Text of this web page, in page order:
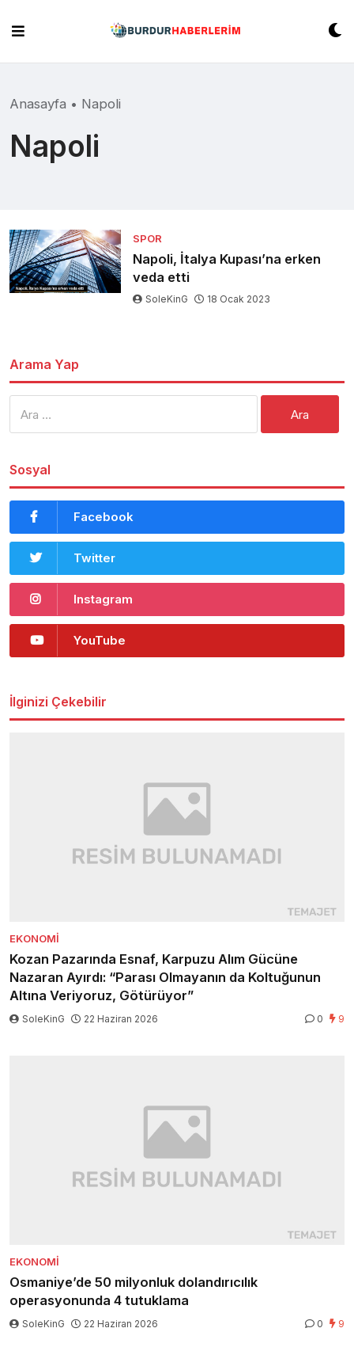
content
Anasayfa • Napoli
Napoli
SPOR
Napoli, İtalya Kupası’na erken
veda etti
SoleKinG 18 Ocak 2023
Arama Yap
Sosyal
Facebook
Twitter
Instagram
YouTube
İlginizi Çekebilir
EKONOMI
Kozan Pazarında Esnaf, Karpuzu Alım Gücüne
Nazaran Ayırdı: “Parası Olmayanın da Koltuğunun
Altına Veriyoruz, Götürüyor”
SoleKinG 22 Haziran 2026 0 9
EKONOMI
Osmaniye’de 50 milyonluk dolandırıcılık
operasyonunda 4 tutuklama
SoleKinG 22 Haziran 2026 0 9